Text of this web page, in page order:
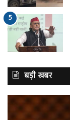
बड़ी खबर